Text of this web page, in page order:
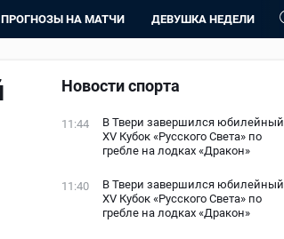
ПРОГНОЗЫ НА МАТЧИ ДЕВУШКА НЕДЕЛИ
Новости спорта
11:44
В Твери завершился юбилейный
XV Кубок «Русского Света» по
гребле на лодках «Дракон»
11:40
В Твери завершился юбилейный
XV Кубок «Русского Света» по
гребле на лодках «Дракон»